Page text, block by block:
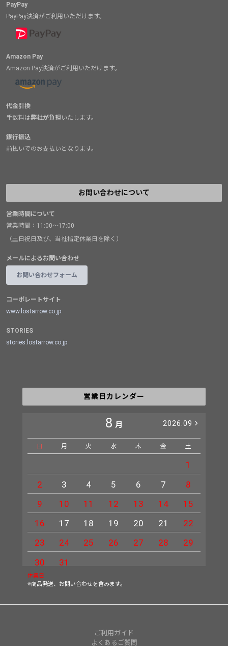
PayPay
PayPay決済がご利用いただけます。
Amazon Pay
Amazon Pay決済がご利用いただけます。
代金引換
手数料は弊社が負担いたします。
銀行振込
前払いでのお支払いとなります。
お問い合わせについて
営業時間について
営業時間：11:00～17:00
（土日祝日及び、当社指定休業日を除く）
メールによるお問い合わせ
お問い合わせフォーム
コーポレートサイト
www.lostarrow.co.jp
STORIES
stories.lostarrow.co.jp
営業日カレンダー
8 月 2026.09
日 月 火 水 木 金 土
1
2
3 4 5 6 7
8
9
10 11 12 13 14
15
16
17 18 19 20 21
22
23
24 25 26 27 28
29
30
31
休業日
※商品発送、お問い合わせを含みます。
ご利用ガイド
よくあるご質問